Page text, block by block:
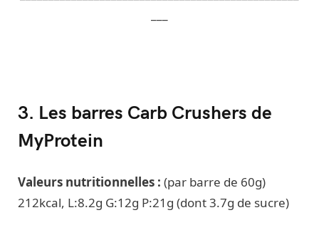
3. Les barres Carb Crushers de
MyProtein
Valeurs nutritionnelles : (par barre de 60g)
212kcal, L:8.2g G:12g P:21g (dont 3.7g de sucre)